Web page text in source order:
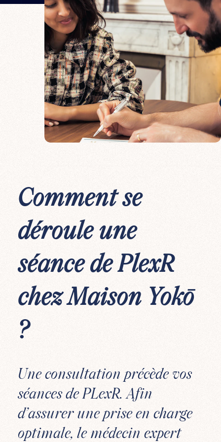
Comment se
déroule une
séance de PlexR
chez Maison Yokō
?
Une consultation précède vos
séances de PLexR. Afin
d’assurer une prise en charge
optimale, le médecin expert